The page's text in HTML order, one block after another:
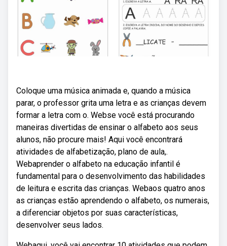
Coloque uma música animada e, quando a música
parar, o professor grita uma letra e as crianças devem
formar a letra com o. Webse você está procurando
maneiras divertidas de ensinar o alfabeto aos seus
alunos, não procure mais! Aqui você encontrará
atividades de alfabetização, plano de aula,.
Webaprender o alfabeto na educação infantil é
fundamental para o desenvolvimento das habilidades
de leitura e escrita das crianças. Webaos quatro anos
as crianças estão aprendendo o alfabeto, os numerais,
a diferenciar objetos por suas características,
desenvolver seus lados.